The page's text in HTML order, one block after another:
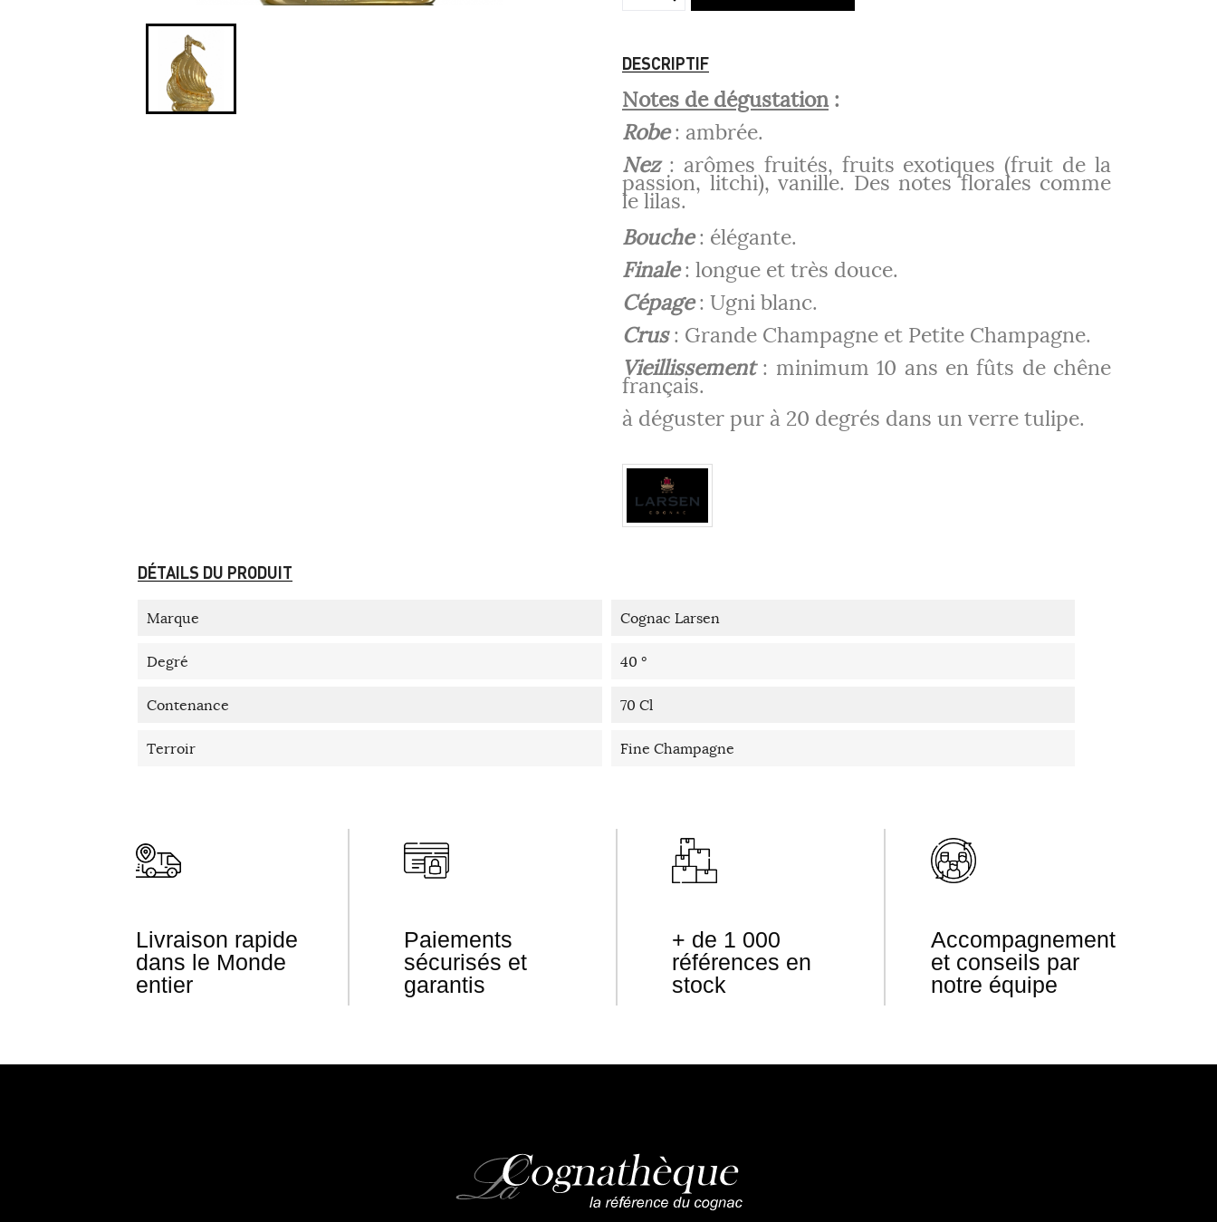
DESCRIPTIF
Notes de dégustation:
Robe: ambrée.
Nez: arômes fruités, fruits exotiques (fruit de la
passion, litchi), vanille. Des notes florales comme
le lilas.
Bouche: élégante.
Finale: longue et très douce.
Cépage: Ugni blanc.
Crus: Grande Champagne et Petite Champagne.
Vieillissement: minimum 10 ans en fûts de chêne
français.
à déguster pur à 20 degrés dans un verre tulipe.
DÉTAILS DU PRODUIT
Marque Cognac Larsen
Degré 40 °
Contenance 70 Cl
Terroir Fine Champagne
Livraison rapide
dans le Monde
entier
Paiements
sécurisés et
garantis
+ de 1 000
références en
stock
Accompagnement
et conseils par
notre équipe